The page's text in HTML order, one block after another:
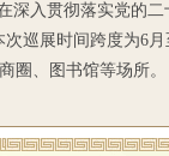
深入贯彻落实党的
巡展时间跨度为6
圈、图书馆等场所。